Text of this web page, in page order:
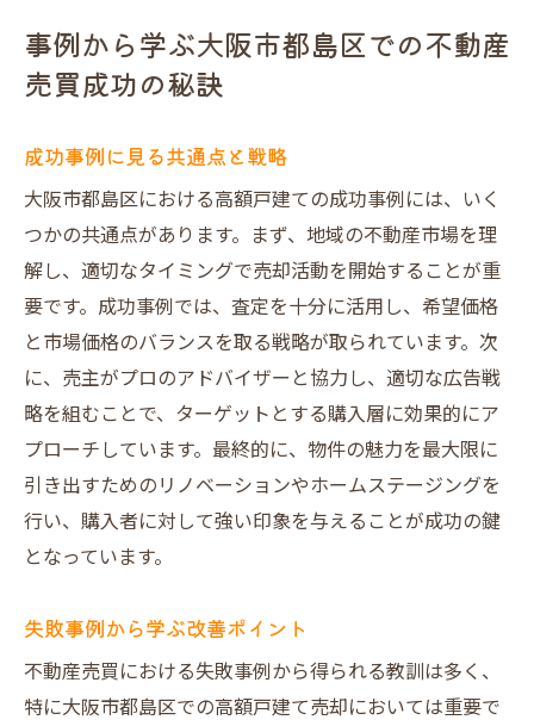
事例から学ぶ大阪市都島区での不動産
売買成功の秘訣
成功事例に見る共通点と戦略
大阪市都島区における高額戸建ての成功事例には、いく
つかの共通点があります。まず、地域の不動産市場を理
解し、適切なタイミングで売却活動を開始することが重
要です。成功事例では、査定を十分に活用し、希望価格
と市場価格のバランスを取る戦略が取られています。次
に、売主がプロのアドバイザーと協力し、適切な広告戦
略を組むことで、ターゲットとする購入層に効果的にア
プローチしています。最終的に、物件の魅力を最大限に
引き出すためのリノベーションやホームステージングを
行い、購入者に対して強い印象を与えることが成功の鍵
となっています。
失敗事例から学ぶ改善ポイント
不動産売買における失敗事例から得られる教訓は多く、
特に大阪市都島区での高額戸建て売却においては重要で